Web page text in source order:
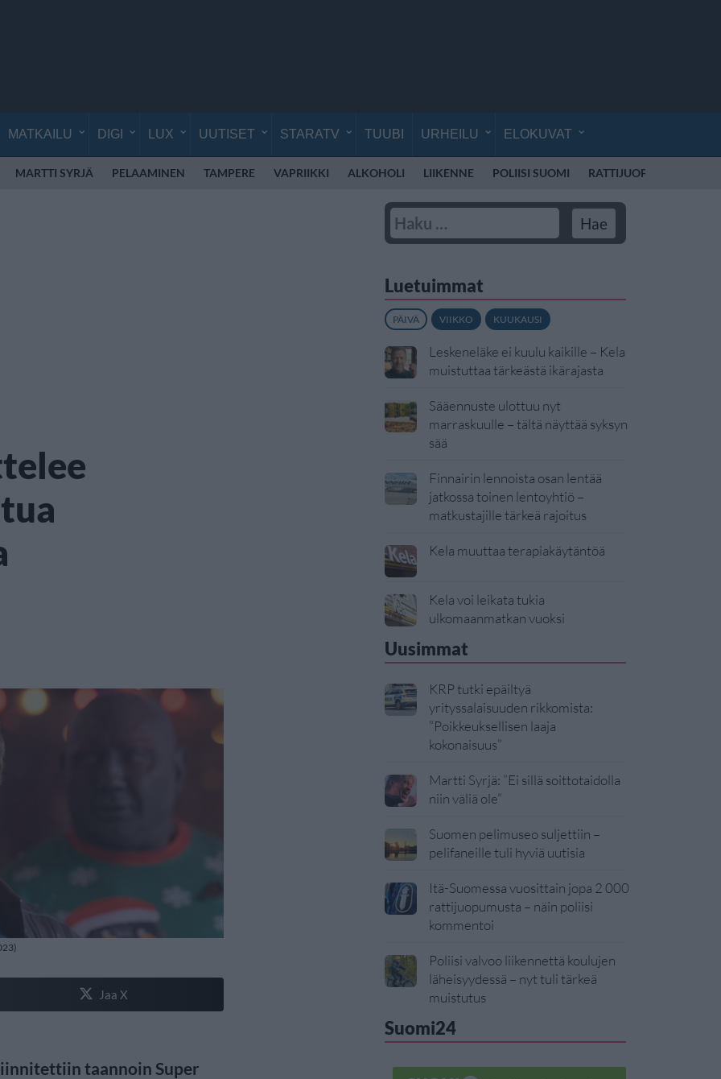
MATKAILU DIGI LUX UUTISET STARATV TUUBI URHEILU ELOKUVAT
MARTTI SYRJÄ PELAAMINEN TAMPERE VAPRIIKKI ALKOHOLI LIIKENNE POLIISI SUOMI RATTIJUOPPO
Jaa X
taannoin Super
Luetuimmat
PÄIVÄ VIIKKO KUUKAUSI
Leskeneläke ei kuulu kaikille – Kela
muistuttaa tärkeästä ikärajasta
Sääennuste ulottuu nyt
marraskuulle – tältä näyttää syksyn
sää
Finnairin lennoista osan lentää
jatkossa toinen lentoyhtiö –
matkustajille tärkeä rajoitus
Kela muuttaa terapiakäytäntöä
Kela voi leikata tukia
ulkomaanmatkan vuoksi
Uusimmat
KRP tutki epäiltyä
yrityssalaisuuden rikkomista:
”Poikkeuksellisen laaja
kokonaisuus”
Martti Syrjä: ”Ei sillä soittotaidolla
niin väliä ole”
Suomen pelimuseo suljettiin –
pelifaneille tuli hyviä uutisia
Itä-Suomessa vuosittain jopa 2 000
rattijuopumusta – näin poliisi
kommentoi
Poliisi valvoo liikennettä koulujen
läheisyydessä – nyt tuli tärkeä
muistutus
Suomi24